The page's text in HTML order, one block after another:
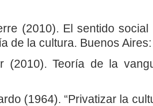
(2010). El sentido
de la cultura. Buenos
(2010). Teoría de la
(1964). “Privatizar la